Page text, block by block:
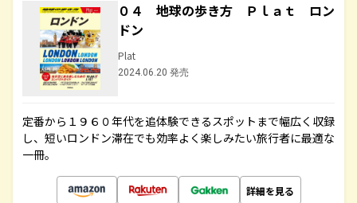
０４ 地球の歩き方 Ｐｌａｔ ロン
ドン
Plat
2024.06.20 発売
定番から１９６０年代を追体験できるスポットまで幅広く収録
し、短いロンドン滞在でも効率よく楽しみたい旅行者に最適な
一冊。
詳細を見る